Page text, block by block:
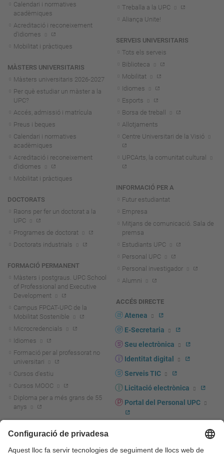
Calendari i normatives
acadèmiques
Acreditació i reconeixement
d'idiomes
Mobilitat i pràctiques
MÀSTERS UNIVERSITARIS
Màsters universitaris 2026-2027
Per què estudiar un màster a la
UPC?
Accés, admissió i matrícula
Preus i beques
Calendari i normatives
acadèmiques
Acreditació i reconeixement
d'idiomes
Mobilitat i pràctiques
DOCTORATS
Raons per fer un doctorat a la
UPC
Programes de doctorat
Doctorats industrials
FORMACIÓ PERMANENT
Màsters i postgraus. UPC School
of Professional and Executive
Development
Campus FPCAT-UPC de la
Mobilitat Sostenible
Microcredencials
Idiomes
Formació per al professorat no
universitari
Cursos d'estiu
Cursos MOOC
Diploma per a més grans de 55
anys
Actualitat R+D+I
La recerca a la UPC
Treballa a la UPC
Aliança Unite!
SERVEIS UNIVERSITARIS
Tots els serveis
Biblioteca
Mobilitat
Idiomes
Esports
Borsa de treball
Allotjaments
Centre Universitari de la Visió
UPCArts, la comunitat cultural
INFORMACIÓ PER A
Futur estudiantat
Empresa
Mitjans de comunicació. Sala de
premsa
Estudiants UPC
Personal UPC
Personal investigador
Alumni
ACCÉS DIRECTE
Atenea
E-Secretaria
Seu electrònica
Identitat digital
Serveis TIC
Licitació electrònica
Portal del Personal UPC